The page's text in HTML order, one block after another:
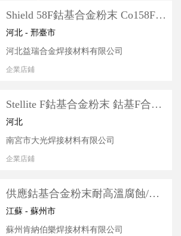
Shield 58F鈷基合金粉末 Co158F高
壓排氣閥密封面
河北 - 邢臺市
河北益瑞合金焊接材料有限公司
企業店鋪
Stellite F鈷基合金粉末 鈷基F合金
粉 內燃機進排氣閥鈷基合金粉
河北
南宮市大光焊接材料有限公司
企業店鋪
供應鈷基合金粉末耐高溫腐蝕/鍍
鋅線軸套/襯套/天然氣氣閥**粉
江蘇 - 蘇州市
蘇州肯納伯樂焊接材料有限公司